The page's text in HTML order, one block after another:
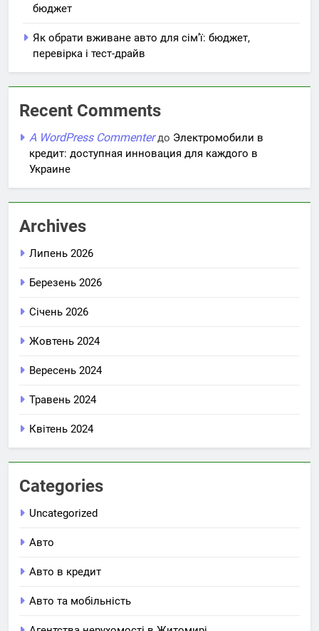
бюджет
Як обрати вживане авто для сім’ї: бюджет,
перевірка і тест-драйв
Recent Comments
A WordPress Commenterдо Электромобили в
кредит: доступная инновация для каждого в
Украине
Archives
Липень 2026
Березень 2026
Січень 2026
Жовтень 2024
Вересень 2024
Травень 2024
Квітень 2024
Categories
Uncategorized
Авто
Авто в кредит
Авто та мобільність